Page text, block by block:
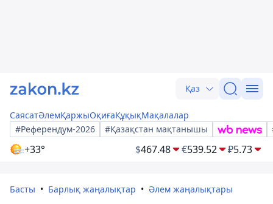
Қаз
СаясатӘлемҚаржыОқиғаҚұқықМақалалар
#Референдум-2026
#Қазақстан мақтанышы
+33° $467.48 €539.52 ₽5.73
Басты Барлық жаңалықтар Әлем жаңалықтары